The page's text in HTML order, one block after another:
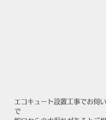
エコキュート設置工事でお伺
で